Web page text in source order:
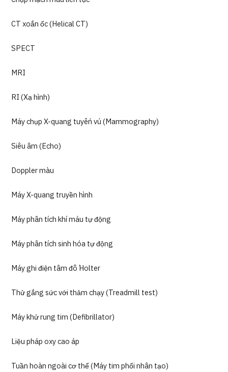
CT xoắn ốc (Helical CT)
SPECT
MRI
RI (Xạ hình)
Máy chụp X-quang tuyến vú (Mammography)
Siêu âm (Echo)
Doppler màu
Máy X-quang truyền hình
Máy phân tích khí máu tự động
Máy phân tích sinh hóa tự động
Máy ghi điện tâm đồ Holter
Thử gắng sức với thảm chạy (Treadmill test)
Máy khử rung tim (Defibrillator)
Liệu pháp oxy cao áp
Tuần hoàn ngoài cơ thể (Máy tim phổi nhân tạo)